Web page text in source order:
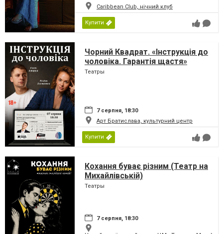
Caribbean Club, нічний клуб
Купити
Чорний Квадрат. «Інструкція до
чоловіка. Гарантія щастя»
Театры
7 серпня, 18:30
Арт Братислава, культурний центр
Купити
Кохання буває різним (Театр на
Михайлівській)
Театры
7 серпня, 18:30